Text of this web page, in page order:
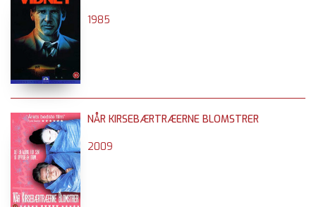
1985
NÅR KIRSEBÆRTRÆERNE BLOMSTRER
2009